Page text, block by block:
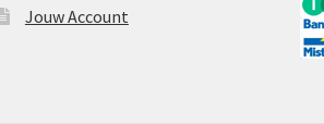
Jouw Account